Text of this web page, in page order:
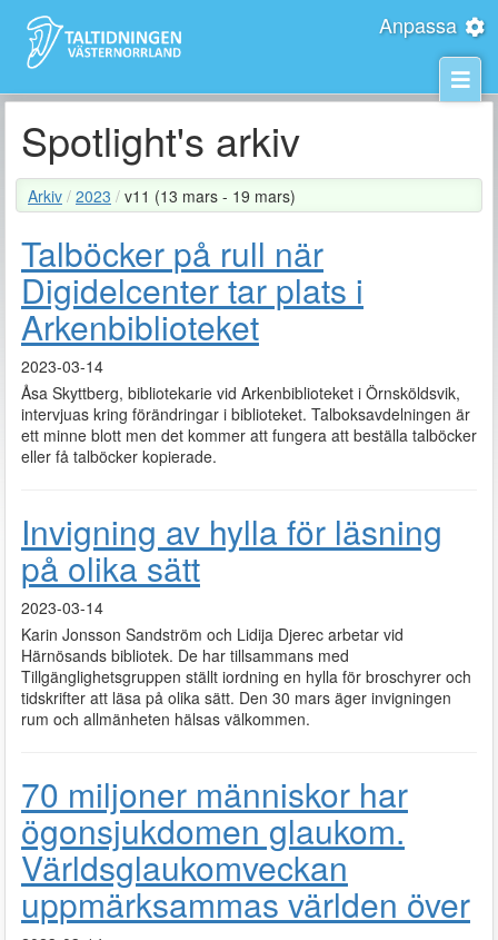
Anpassa
Podcast
Spotlight's arkiv
Arkiv / 2023 / v11 (13 mars - 19 mars)
Talböcker på rull när
Digidelcenter tar plats i
Arkenbiblioteket
2023-03-14
Åsa Skyttberg, bibliotekarie vid Arkenbiblioteket i Örnsköldsvik,
intervjuas kring förändringar i biblioteket. Talboksavdelningen är
ett minne blott men det kommer att fungera att beställa talböcker
eller få talböcker kopierade.
Invigning av hylla för läsning
på olika sätt
2023-03-14
Karin Jonsson Sandström och Lidija Djerec arbetar vid
Härnösands bibliotek. De har tillsammans med
Tillgänglighetsgruppen ställt iordning en hylla för broschyrer och
tidskrifter att läsa på olika sätt. Den 30 mars äger invigningen
rum och allmänheten hälsas välkommen.
70 miljoner människor har
ögonsjukdomen glaukom.
Världsglaukomveckan
uppmärksammas världen över